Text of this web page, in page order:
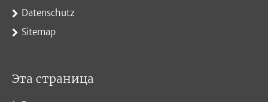
Datenschutz
Sitemap
Эта страница